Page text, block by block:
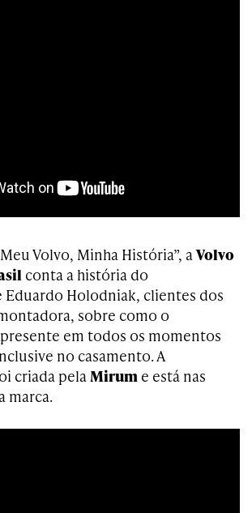
Volvo, Minha História”, aVolvo
conta a história do
Eduardo Holodniak, clientes dos
sobre como o
em todos os momentos
no casamento. A
criada pelaMirum e está nas
marca.